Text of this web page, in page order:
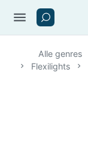
menu
Alle genres
Flexilights